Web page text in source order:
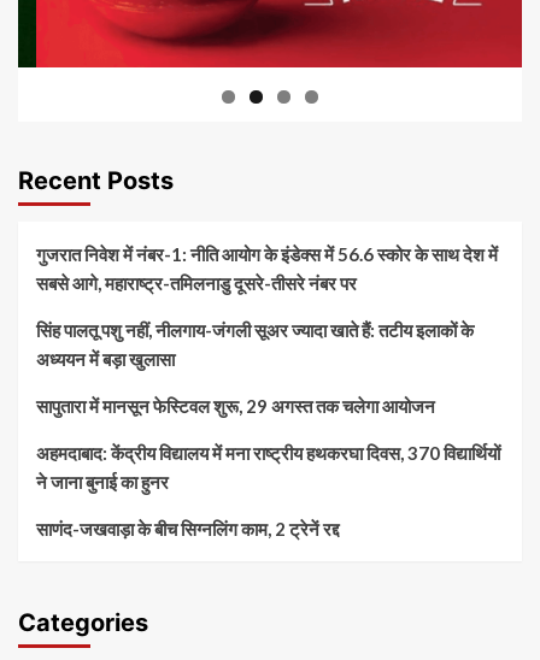
Recent Posts
गुजरात निवेश में नंबर-1: नीति आयोग के इंडेक्स में 56.6 स्कोर के साथ देश में
सबसे आगे, महाराष्ट्र-तमिलनाडु दूसरे-तीसरे नंबर पर
सिंह पालतू पशु नहीं, नीलगाय-जंगली सूअर ज्यादा खाते हैं: तटीय इलाकों के
अध्ययन में बड़ा खुलासा
सापुतारा में मानसून फेस्टिवल शुरू, 29 अगस्त तक चलेगा आयोजन
अहमदाबाद: केंद्रीय विद्यालय में मना राष्ट्रीय हथकरघा दिवस, 370 विद्यार्थियों
ने जाना बुनाई का हुनर
साणंद-जखवाड़ा के बीच सिग्नलिंग काम, 2 ट्रेनें रद्द
Categories